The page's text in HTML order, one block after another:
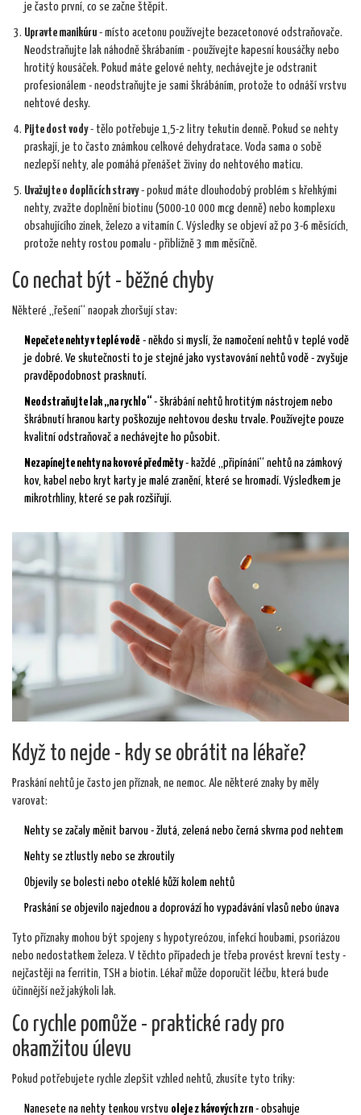
je často první, co se začne štěpit.
Upravte manikúru - místo acetonu používejte bezacetonové odstraňovače.
Neodstraňujte lak náhodně škrábaním - používejte kapesní kousáčky nebo
hrotitý kousáček. Pokud máte gelové nehty, nechávejte je odstranit
profesionálem - neodstraňujte je sami škrábáním, protože to odnáší vrstvu
nehtové desky.
Pijte dost vody- tělo potřebuje 1,5-2 litry tekutin denně. Pokud se nehty
praskají, je to často známkou celkové dehydratace. Voda sama o sobě
nezlepší nehty, ale pomáhá přenášet živiny do nehtového maticu.
Uvažujte o doplňcích stravy- pokud máte dlouhodobý problém s křehkými
nehty, zvažte doplnění biotinu (5000-10 000 mcg denně) nebo komplexu
obsahujícího zinek, železo a vitamín C. Výsledky se objeví až po 3-6 měsících,
protože nehty rostou pomalu - přibližně 3 mm měsíčně.
Co nechat být - běžné chyby
Některé „řešení“ naopak zhoršují stav:
Nepečete nehty v teplé vodě - někdo si myslí, že namočení nehtů v teplé vodě
je dobré. Ve skutečnosti to je stejné jako vystavování nehtů vodě - zvyšuje
pravděpodobnost prasknutí.
Neodstraňujte lak „na rychlo“ - škrábání nehtů hrotitým nástrojem nebo
škrábnutí hranou karty poškozuje nehtovou desku trvale. Používejte pouze
kvalitní odstraňovač a nechávejte ho působit.
Nezapínejte nehty na kovové předměty- každé „připínání“ nehtů na zámkový
kov, kabel nebo kryt karty je malé zranění, které se hromadí. Výsledkem je
mikrotrhliny, které se pak rozšiřují.
Když to nejde - kdy se obrátit na lékaře?
Praskání nehtů je často jen příznak, ne nemoc. Ale některé znaky by měly
varovat:
Nehty se začaly měnit barvou - žlutá, zelená nebo černá skvrna pod nehtem
Nehty se ztlustly nebo se zkroutily
Objevily se bolesti nebo oteklé kůží kolem nehtů
Praskání se objevilo najednou a doprovází ho vypadávání vlasů nebo únava
Tyto příznaky mohou být spojeny s hypotyreózou, infekcí houbami, psoriázou
nebo nedostatkem železa. V těchto případech je třeba provést krevní testy -
nejčastěji na ferritin, TSH a biotin. Lékař může doporučit léčbu, která bude
účinnější než jakýkoli lak.
Co rychle pomůže - praktické rady pro
okamžitou úlevu
Pokud potřebujete rychle zlepšit vzhled nehtů, zkusíte tyto triky:
Nanesete na nehty tenkou vrstvu oleje z kávových zrn - obsahuje